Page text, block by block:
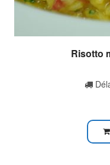
Risotto